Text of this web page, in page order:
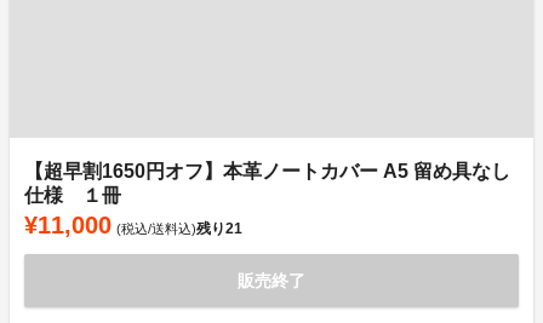
【超早割1650円オフ】本革ノートカバー A5 留め具なし
仕様 １冊
¥11,000 (税込/送料込)残り21
販売終了